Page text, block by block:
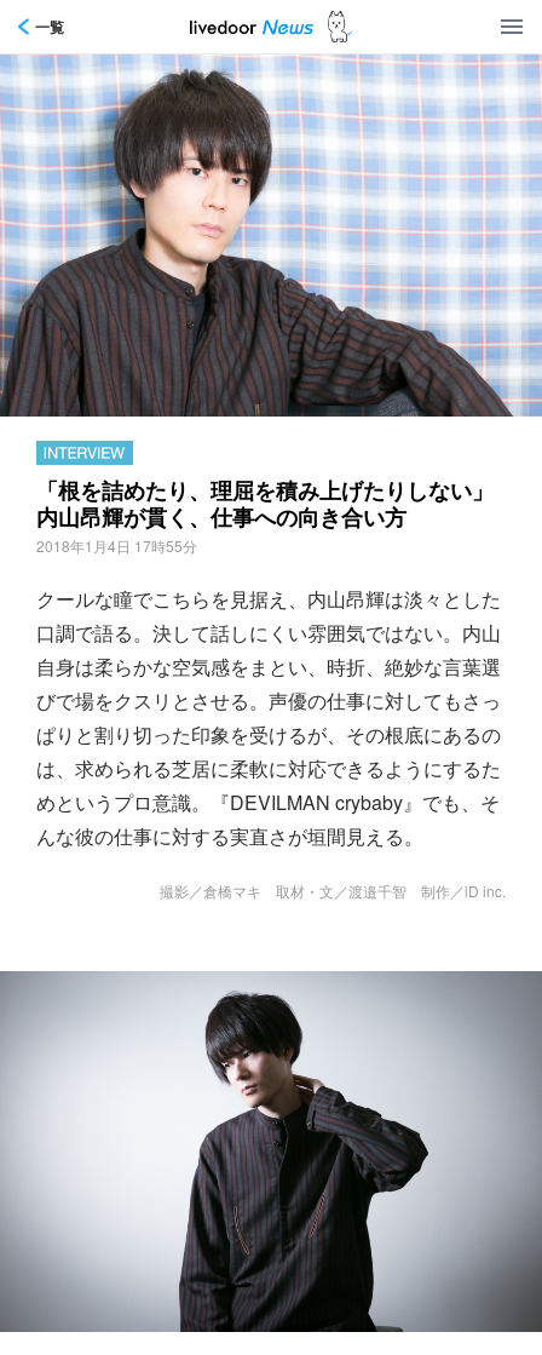
一覧
「根を詰めたり、理屈を積み上げたりしない」
内山昂輝が貫く、仕事への向き合い方
2018年1月4日 17時55分
クールな瞳でこちらを見据え、内山昂輝は淡々とした
口調で語る。決して話しにくい雰囲気ではない。内山
自身は柔らかな空気感をまとい、時折、絶妙な言葉選
びで場をクスリとさせる。声優の仕事に対してもさっ
ぱりと割り切った印象を受けるが、その根底にあるの
は、求められる芝居に柔軟に対応できるようにするた
めというプロ意識。『DEVILMAN crybaby』でも、そ
んな彼の仕事に対する実直さが垣間見える。
撮影／倉橋マキ 取材・文／渡邉千智 制作／iD inc.